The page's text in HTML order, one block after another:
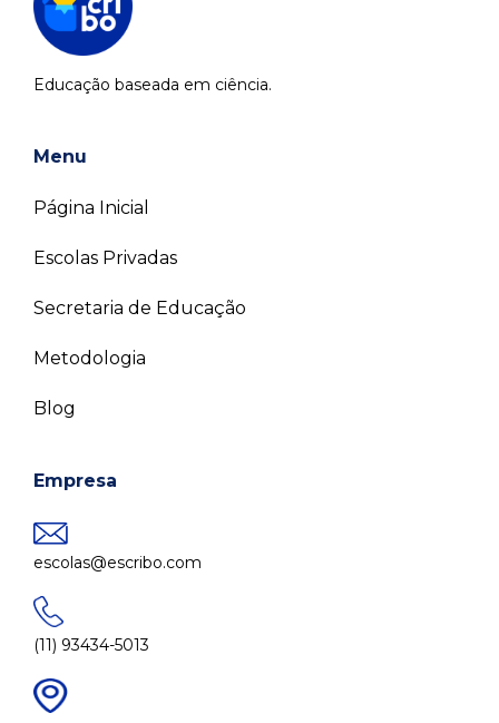
Educação baseada em ciência.
Menu
Página Inicial
Escolas Privadas
Secretaria de Educação
Metodologia
Blog
Empresa
escolas@escribo.com
(11) 93434-5013